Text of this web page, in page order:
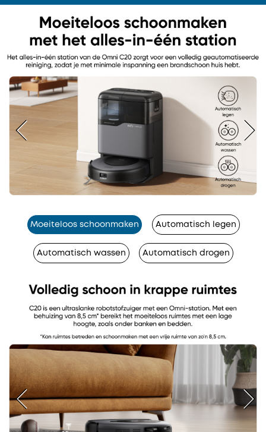
Moeiteloos schoonmaken Automatisch legen
Automatisch wassen Automatisch drogen